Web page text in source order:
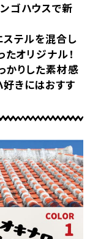
ゴハウスで新
テルを混合し
たオリジナル！
かりした素材感
きにはおすす